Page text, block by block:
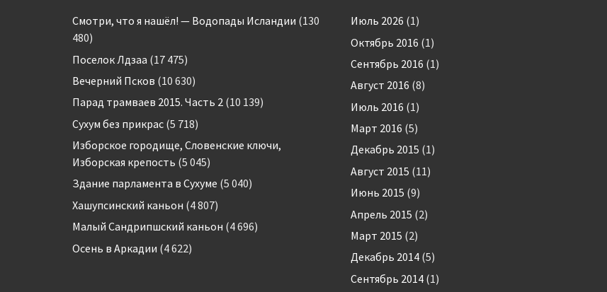
Смотри, что я нашёл! — Водопады Исландии (130
480)
Поселок Лдзаа (17 475)
Вечерний Псков (10 630)
Парад трамваев 2015. Часть 2 (10 139)
Сухум без прикрас (5 718)
Изборское городище, Словенские ключи,
Изборская крепость (5 045)
Здание парламента в Сухуме (5 040)
Хашупсинский каньон (4 807)
Малый Сандрипшский каньон (4 696)
Осень в Аркадии (4 622)
Июль 2026 (1)
Октябрь 2016 (1)
Сентябрь 2016 (1)
Август 2016 (8)
Июль 2016 (1)
Март 2016 (5)
Декабрь 2015 (1)
Август 2015 (11)
Июнь 2015 (9)
Апрель 2015 (2)
Март 2015 (2)
Декабрь 2014 (5)
Сентябрь 2014 (1)